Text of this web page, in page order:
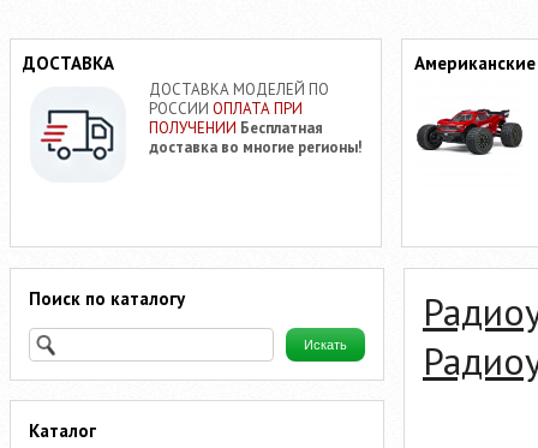
ДОСТАВКА
ДОСТАВКА МОДЕЛЕЙ ПО
РОССИИ ОПЛАТА ПРИ
ПОЛУЧЕНИИ Бесплатная
доставка во многие регионы!
Поиск по каталогу
Каталог